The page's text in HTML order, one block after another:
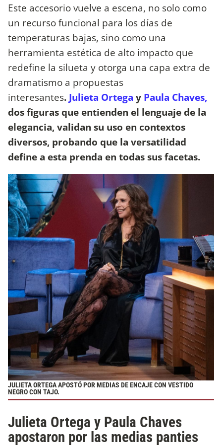
Este accesorio vuelve a escena, no solo como
un recurso funcional para los días de
temperaturas bajas, sino como una
herramienta estética de alto impacto que
redefine la silueta y otorga una capa extra de
dramatismo a propuestas
interesantes. Julieta Ortega y Paula Chaves,
dos figuras que entienden el lenguaje de la
elegancia, validan su uso en contextos
diversos, probando que la versatilidad
define a esta prenda en todas sus facetas.
JULIETA ORTEGA APOSTÓ POR MEDIAS DE ENCAJE CON VESTIDO
NEGRO CON TAJO.
Julieta Ortega y Paula Chaves
apostaron por las medias panties